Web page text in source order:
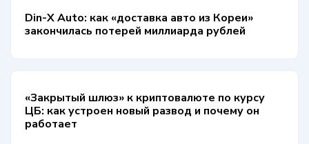
Din-X Auto: как «доставка авто из Кореи»
закончилась потерей миллиарда рублей
«Закрытый шлюз» к криптовалюте по курсу
ЦБ: как устроен новый развод и почему он
работает